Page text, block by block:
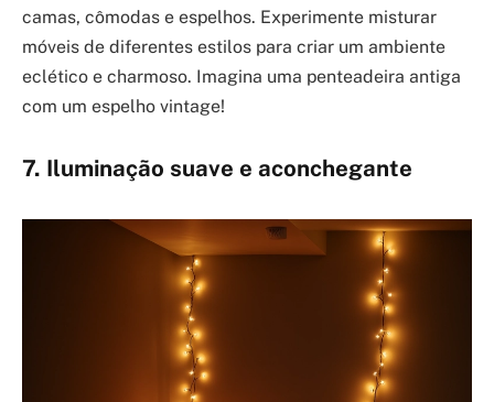
camas, cômodas e espelhos. Experimente misturar
móveis de diferentes estilos para criar um ambiente
eclético e charmoso. Imagina uma penteadeira antiga
com um espelho vintage!
7. Iluminação suave e aconchegante